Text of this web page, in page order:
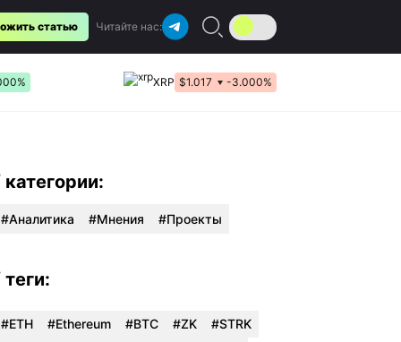
статью Читайте нас:
XRP $1.017 -3.000%
категории:
Аналитика Мнения Проекты
теги:
#ETH #Ethereum #BTC #ZK
#STRK